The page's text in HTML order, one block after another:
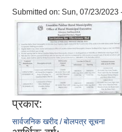
Submitted on: Sun, 07/23/2023
प्रकार:
सार्वजनिक खरीद / बोलपत्र सूचना